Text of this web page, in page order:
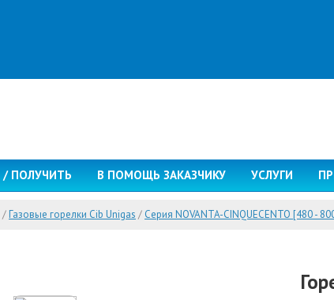
/ ПОЛУЧИТЬ В ПОМОЩЬ ЗАКАЗЧИКУ УСЛУГИ
/Газовые горелки Cib Unigas / Серия NOVANTA-CINQUECENTO [480 -